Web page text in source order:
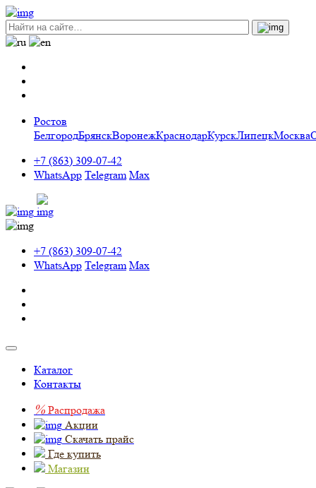
Ростов
БелгородБрянскВоронежКраснодарКурскЛипецкМосква
+7 (863) 309-07-42
WhatsApp Telegram Max
+7 (863) 309-07-42
WhatsApp Telegram Max
Каталог
Контакты
% Распродажа
Акции
Скачать прайс
Где купить
Магазин